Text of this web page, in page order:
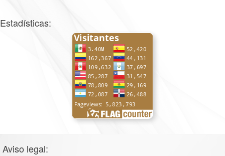
Estadísticas:
Aviso legal: